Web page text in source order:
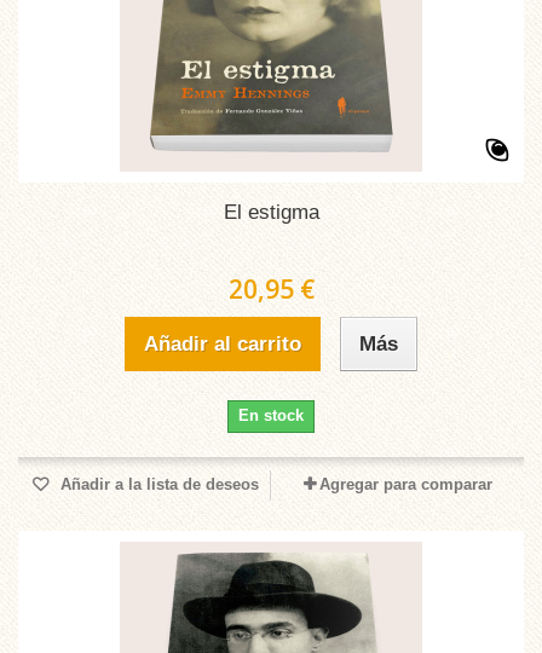
El estigma
20,95 €
Añadir al carrito Más
En stock
Añadir a la lista de deseos Agregar para comparar